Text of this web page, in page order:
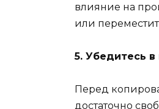
влияние на
или
5. Убедитесь
Перед
достаточно